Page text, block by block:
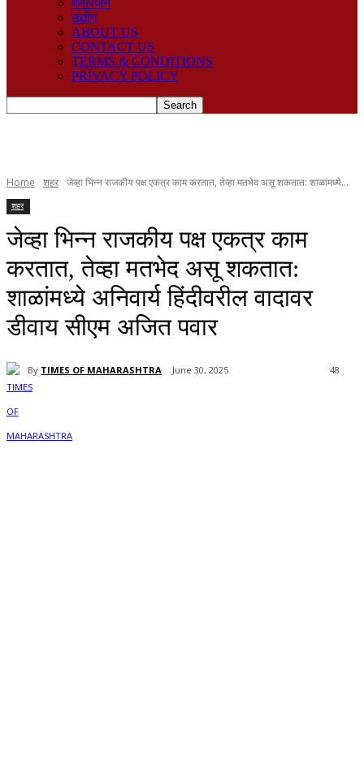
मनोरंजन
उद्योग
ABOUT US
CONTACT US
TERMS & CONDITIONS
PRIVACY POLICY
Home शहर जेव्हा भिन्न राजकीय पक्ष एकत्र काम करतात, तेव्हा मतभेद असू शकतात: शाळांमध्ये...
शहर
जेव्हा भिन्न राजकीय पक्ष एकत्र काम
करतात, तेव्हा मतभेद असू शकतात:
शाळांमध्ये अनिवार्य हिंदीवरील वादावर
डीवाय सीएम अजित पवार
By TIMES OF MAHARASHTRA June 30, 2025 48